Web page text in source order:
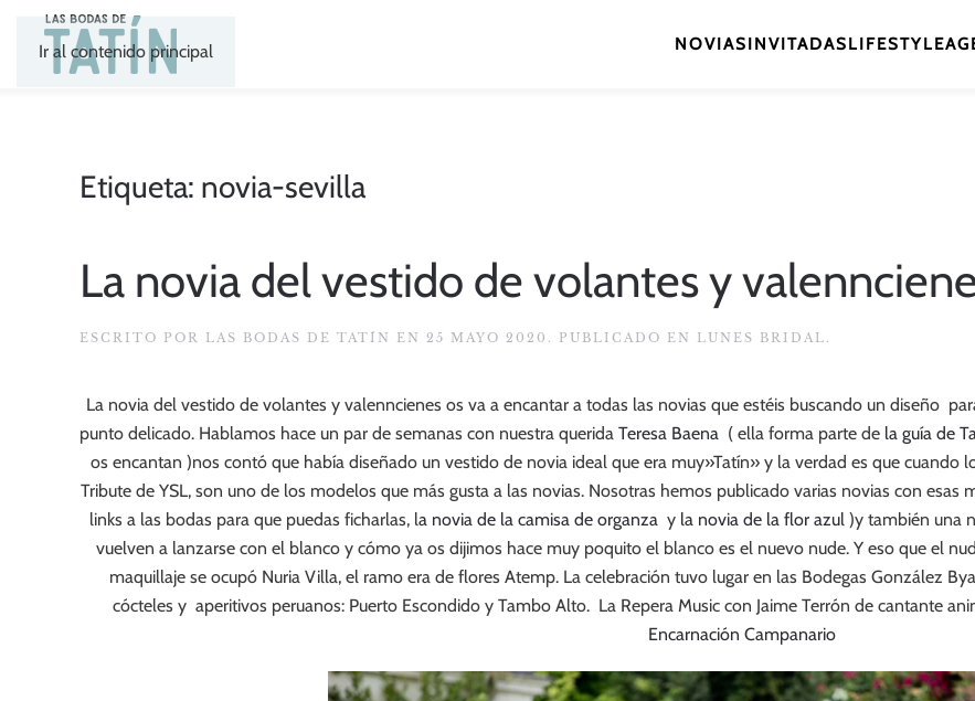
Ir al contenido principal NOVIASINVITADASLIFESTYLE
Etiqueta: novia-sevilla
La novia del vestido de volantes y
ESCRITO POR LAS BODAS DE TATÍN EN 25 MAYO 2020 . PUBLICADO EN LUNES BRIDAL .
La novia del vestido de volantes y valenncienes os va a encantar a todas las novias que estéis buscando un diseño
punto delicado. Hablamos hace un par de semanas con nuestra querida Teresa Baena ( ella forma parte de la guía de
os encantan )nos contó que había diseñado un vestido de novia ideal que era muy»Tatín» y la verdad es que cuando
Tribute de YSL, son uno de los modelos que más gusta a las novias. Nosotras hemos publicado varias novias con
links a las bodas para que puedas ficharlas, la novia de la camisa de organzayla novia de la flor azul)y también una
vuelven a lanzarse con el blanco y cómo ya os dijimos hace muy poquito el blanco es el nuevo nude. Y eso que el
maquillaje se ocupó Nuria Villa, el ramo era de flores Atemp. La celebración tuvo lugar en las Bodegas González
cócteles y aperitivos peruanos: Puerto Escondido y Tambo Alto. La Repera Music con Jaime Terrón de cantante
Encarnación Campanario